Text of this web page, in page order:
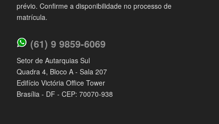
prévio. Confirme a disponibilidade no processo de
matrícula.
(61) 9 9859-6069
Setor de Autarquias Sul
Quadra 4, Bloco A - Sala 207
Edifício Victória Office Tower
Brasília - DF - CEP: 70070-938